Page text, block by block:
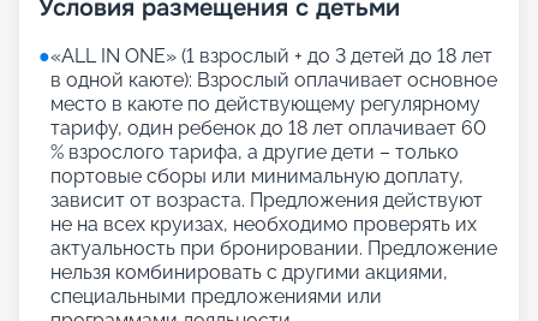
Условия размещения с детьми
●«АLL IN ONE» (1 взрослый + до 3 детей до 18 лет
в одной каюте): Взрослый оплачивает основное
место в каюте по действующему регулярному
тарифу, один ребенок до 18 лет оплачивает 60
% взрослого тарифа, а другие дети – только
портовые сборы или минимальную доплату,
зависит от возраста. Предложения действуют
не на всех круизах, необходимо проверять их
актуальность при бронировании. Предложение
нельзя комбинировать с другими акциями,
специальными предложениями или